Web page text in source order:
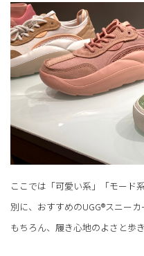
ここでは「可愛い系」「モード
別に、おすすめのUGG®スニー
もちろん、履き心地のよさと歩